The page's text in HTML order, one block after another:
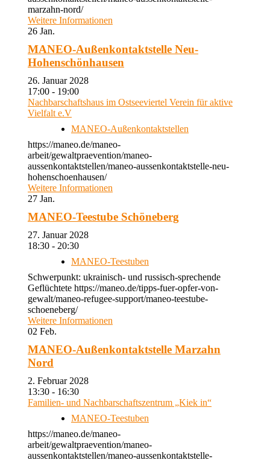
marzahn-nord/
Weitere Informationen
26 Jan.
MANEO-Außenkontaktstelle Neu-
Hohenschönhausen
26. Januar 2028
17:00 - 19:00
Nachbarschaftshaus im Ostseeviertel Verein für aktive
Vielfalt e.V
MANEO-Außenkontaktstellen
https://maneo.de/maneo-
arbeit/gewaltpraevention/maneo-
aussenkontaktstellen/maneo-aussenkontaktstelle-neu-
hohenschoenhausen/
Weitere Informationen
27 Jan.
MANEO-Teestube Schöneberg
27. Januar 2028
18:30 - 20:30
MANEO-Teestuben
Schwerpunkt: ukrainisch- und russisch-sprechende
Geflüchtete https://maneo.de/tipps-fuer-opfer-von-
gewalt/maneo-refugee-support/maneo-teestube-
schoeneberg/
Weitere Informationen
02 Feb.
MANEO-Außenkontaktstelle Marzahn
Nord
2. Februar 2028
13:30 - 16:30
Familien- und Nachbarschaftszentrum „Kiek in“
MANEO-Teestuben
https://maneo.de/maneo-
arbeit/gewaltpraevention/maneo-
aussenkontaktstellen/maneo-aussenkontaktstelle-